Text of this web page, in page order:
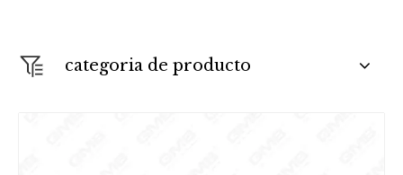
categoria de producto